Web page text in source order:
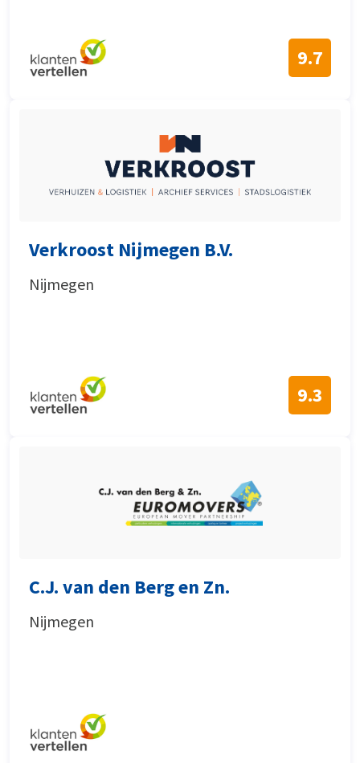
9.7
Verkroost Nijmegen B.V.
Nijmegen
9.3
C.J. van den Berg en Zn.
Nijmegen